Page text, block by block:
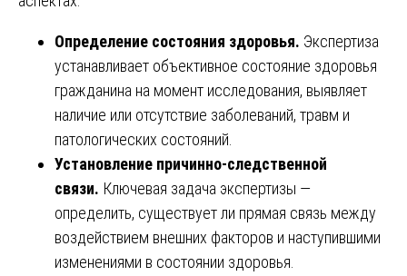
Определение состояния здоровья. Экспертиза
устанавливает объективное состояние здоровья
гражданина на момент исследования, выявляет
наличие или отсутствие заболеваний, травм и
патологических состояний.
Установление причинно-следственной
связи. Ключевая задача экспертизы —
определить, существует ли прямая связь между
воздействием внешних факторов и наступившими
изменениями в состоянии здоровья.